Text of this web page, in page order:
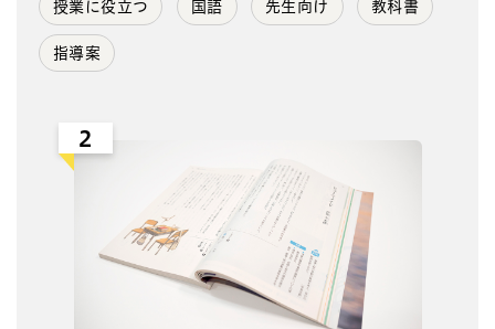
授業に役立つ 国語 先生向け 教科書
指導案
2